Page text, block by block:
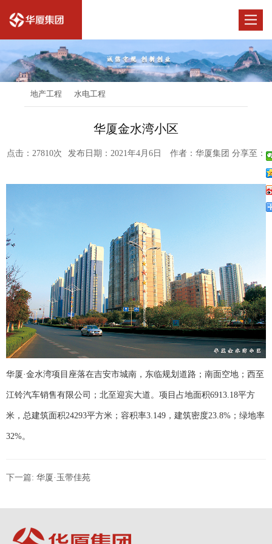
Toggle
地产工程 水电工程
华厦金水湾小区
点击：27810次 发布日期：2021年4月6日 作者：华厦集团 分享至：
华厦·金水湾项目座落在吉安市城南，东临规划道路；南面空地；西至
江铃汽车销售有限公司；北至迎宾大道。项目占地面积6913.18平方
米，总建筑面积24293平方米；容积率3.149，建筑密度23.8%；绿地率
32%。
下一篇: 华厦·玉带佳苑